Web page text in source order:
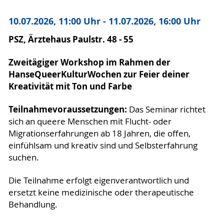
10.07.2026, 11:00 Uhr - 11.07.2026, 16:00 Uhr
PSZ, Ärztehaus Paulstr. 48 - 55
Zweitägiger Workshop im Rahmen der
HanseQueerKulturWochen zur Feier deiner
Kreativität mit Ton und Farbe
Teilnahmevoraussetzungen: Das Seminar richtet
sich an queere Menschen mit Flucht- oder
Migrationserfahrungen ab 18 Jahren, die offen,
einfühlsam und kreativ sind und Selbsterfahrung
suchen.
Die Teilnahme erfolgt eigenverantwortlich und
ersetzt keine medizinische oder therapeutische
Behandlung.